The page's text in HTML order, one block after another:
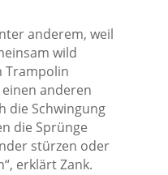
anderem, weil
wild
Trampolin
einen anderen
die Schwingung
die Sprünge
stürzen oder
erklärt Zank.